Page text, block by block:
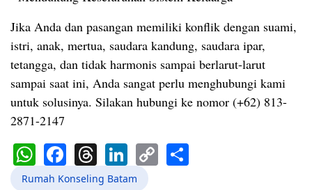
Jika Anda dan pasangan memiliki konflik dengan suami,
istri, anak, mertua, saudara kandung, saudara ipar,
tetangga, dan tidak harmonis sampai berlarut-larut
sampai saat ini, Anda sangat perlu menghubungi kami
untuk solusinya. Silakan hubungi ke nomor (+62) 813-
2871-2147
WhatsApp
Facebook
Threads
LinkedIn
Copy
Link
Rumah Konseling Batam